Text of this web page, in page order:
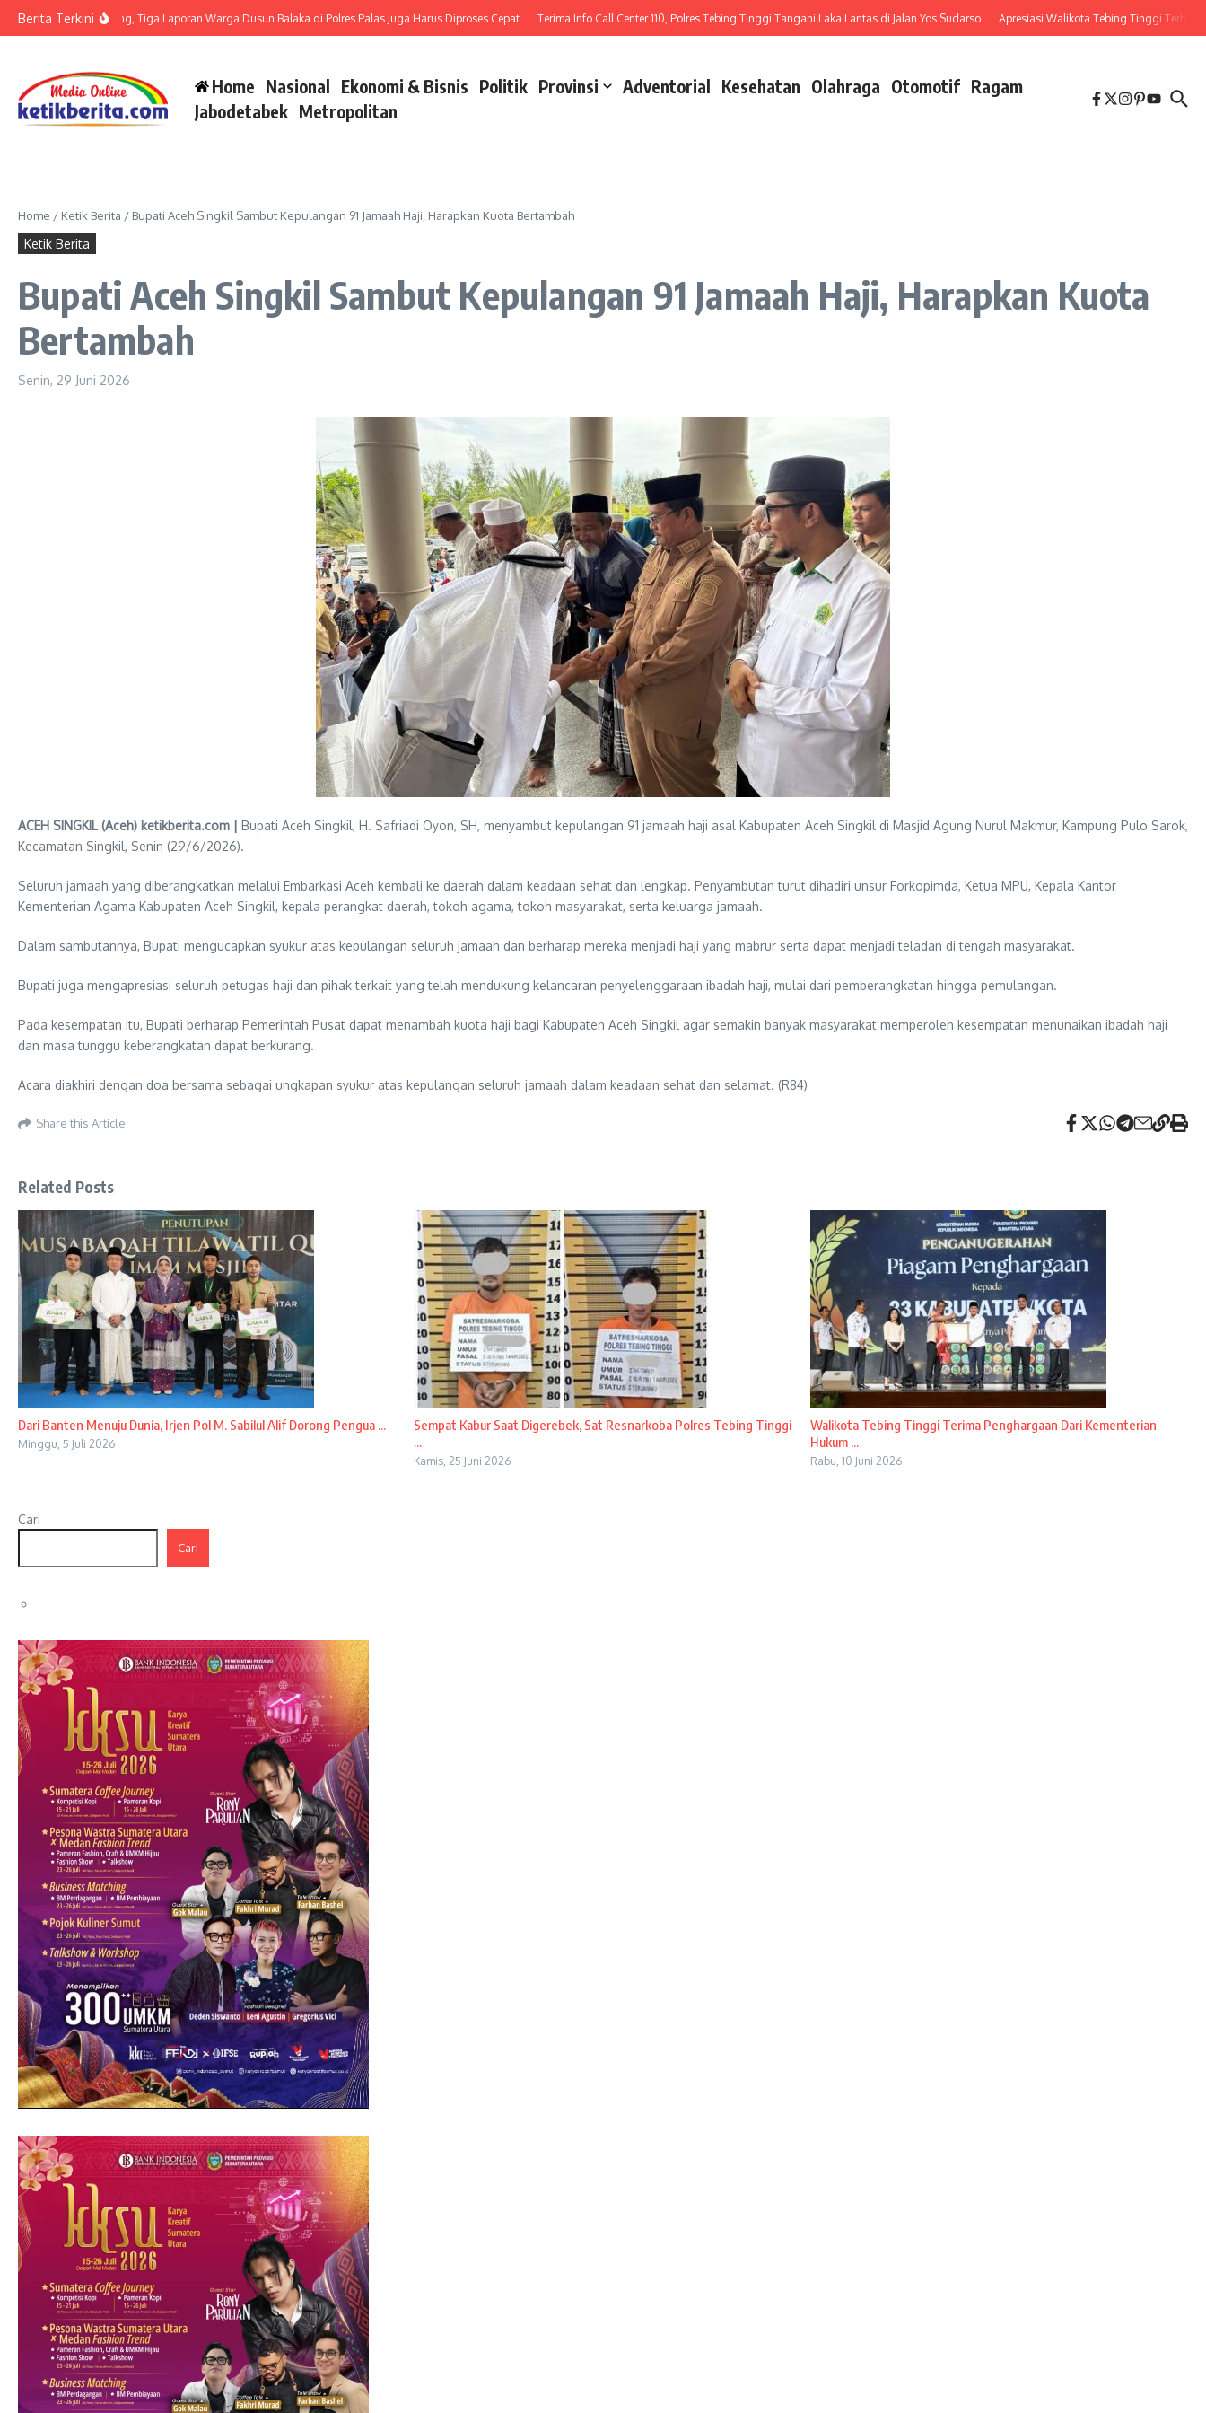
Berita Terkini
LP di Polsek Barteng, Tiga Laporan Warga Dusun Balaka di Polres Palas Juga Harus Diproses Cepat Terima Info Call Center 110, Polres Tebing Tinggi Tangani Laka Lantas di Jalan Yos Sudarso Apresiasi Walikota Tebing Tinggi Terhadap
Home Nasional Ekonomi & Bisnis Politik Provinsi Adventorial Kesehatan Olahraga Otomotif Ragam
Jabodetabek Metropolitan
Home / Ketik Berita / Bupati Aceh Singkil Sambut Kepulangan 91 Jamaah Haji, Harapkan Kuota Bertambah
Ketik Berita
Bupati Aceh Singkil Sambut Kepulangan 91 Jamaah Haji, Harapkan Kuota
Bertambah
Senin, 29 Juni 2026
ACEH SINGKIL (Aceh) ketikberita.com | Bupati Aceh Singkil, H. Safriadi Oyon, SH, menyambut kepulangan 91 jamaah haji asal Kabupaten Aceh Singkil di Masjid Agung Nurul Makmur, Kampung Pulo Sarok,
Kecamatan Singkil, Senin (29/6/2026).
Seluruh jamaah yang diberangkatkan melalui Embarkasi Aceh kembali ke daerah dalam keadaan sehat dan lengkap. Penyambutan turut dihadiri unsur Forkopimda, Ketua MPU, Kepala Kantor
Kementerian Agama Kabupaten Aceh Singkil, kepala perangkat daerah, tokoh agama, tokoh masyarakat, serta keluarga jamaah.
Dalam sambutannya, Bupati mengucapkan syukur atas kepulangan seluruh jamaah dan berharap mereka menjadi haji yang mabrur serta dapat menjadi teladan di tengah masyarakat.
Bupati juga mengapresiasi seluruh petugas haji dan pihak terkait yang telah mendukung kelancaran penyelenggaraan ibadah haji, mulai dari pemberangkatan hingga pemulangan.
Pada kesempatan itu, Bupati berharap Pemerintah Pusat dapat menambah kuota haji bagi Kabupaten Aceh Singkil agar semakin banyak masyarakat memperoleh kesempatan menunaikan ibadah haji
dan masa tunggu keberangkatan dapat berkurang.
Acara diakhiri dengan doa bersama sebagai ungkapan syukur atas kepulangan seluruh jamaah dalam keadaan sehat dan selamat. (R84)
Share this Article
Related Posts
Dari Banten Menuju Dunia, Irjen Pol M. Sabilul Alif Dorong Pengua ...
Minggu, 5 Juli 2026
Sempat Kabur Saat Digerebek, Sat Resnarkoba Polres Tebing Tinggi
...
Kamis, 25 Juni 2026
Walikota Tebing Tinggi Terima Penghargaan Dari Kementerian
Hukum ...
Rabu, 10 Juni 2026
Cari
Cari